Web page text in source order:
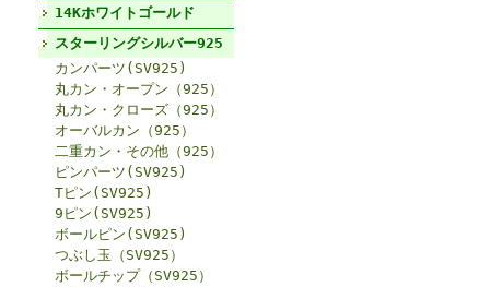
14Kホワイトゴールド
スターリングシルバー925
カンパーツ(SV925)
丸カン・オープン（925）
丸カン・クローズ（925）
オーバルカン（925）
二重カン・その他（925）
ピンパーツ(SV925)
Tピン(SV925)
9ピン(SV925)
ボールピン(SV925)
つぶし玉（SV925）
ボールチップ（SV925）